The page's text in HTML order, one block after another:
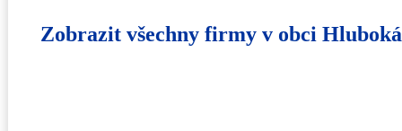
Zobrazit všechny firmy v obci